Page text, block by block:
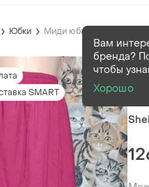
Юбки Миди юбки
SMART
В
Вам
бренда?
чтобы
Хорошо